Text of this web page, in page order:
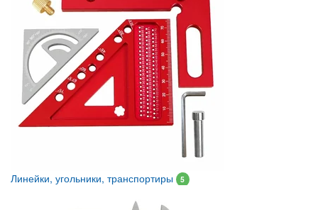
Линейки, угольники, транспортиры 5